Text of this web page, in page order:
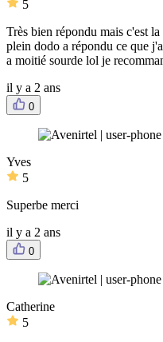
5
Très bien répondu mais c'est
plein dodo a répondu ce que
a moitié sourde lol je
il y a 2 ans
0
Yves
5
Superbe merci
il y a 2 ans
0
Catherine
5